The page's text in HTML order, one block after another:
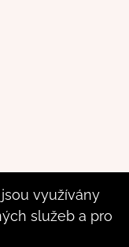
využívány
služeb a pro